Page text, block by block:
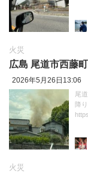
火災
広島 尾道市西藤
2026年5月26日13:06
尾
降
火災